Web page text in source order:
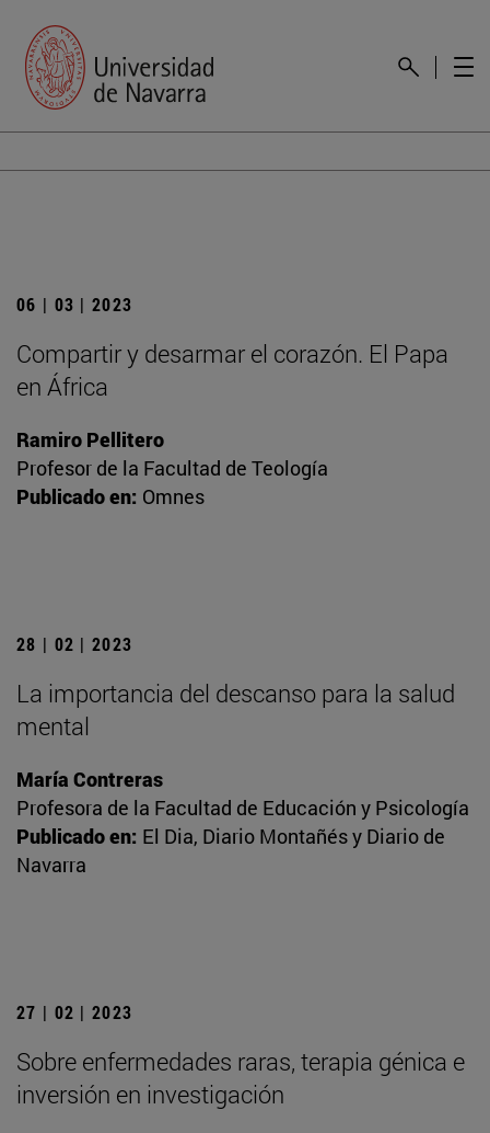
06 | 03 | 2023
Compartir y desarmar el corazón. El Papa
en África
Ramiro Pellitero
Profesor de la Facultad de Teología
Publicado en: Omnes
28 | 02 | 2023
La importancia del descanso para la salud
mental
María Contreras
Profesora de la Facultad de Educación y Psicología
Publicado en: El Dia, Diario Montañés y Diario de
Navarra
27 | 02 | 2023
Sobre enfermedades raras, terapia génica e
inversión en investigación